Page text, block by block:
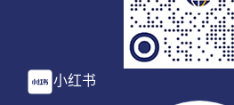
小红书